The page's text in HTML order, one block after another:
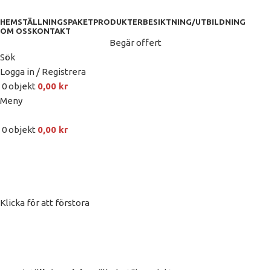
HEMSTÄLLNINGSPAKETPRODUKTERBESIKTNING/UTBILDNING
OM OSSKONTAKT
Begär offert
Sök
Logga in / Registrera
0objekt 0,00 kr
Meny
0objekt 0,00 kr
Klicka för att förstora